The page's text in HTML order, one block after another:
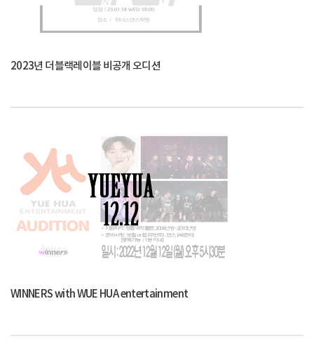
2023년 더블랙레이블 비공개 오디션
WINNERS with WUE HUA entertainment